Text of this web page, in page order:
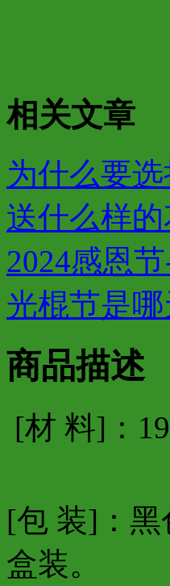
相关文章
为什么要
送什么样
2024感恩
光棍节是
商品描述
[材 料]：
[包 装]：
盒装。